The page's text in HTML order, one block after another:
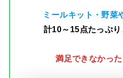
ミールキット・野菜
計10～15点たっぷ
満足できなかった